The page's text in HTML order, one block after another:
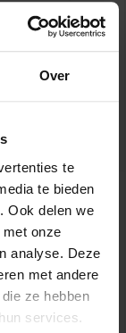
Over
te
te bieden
Ook delen we
onze
analyse. Deze
met andere
ze hebben
services.
Pak je dit
weten? Het
je de kans